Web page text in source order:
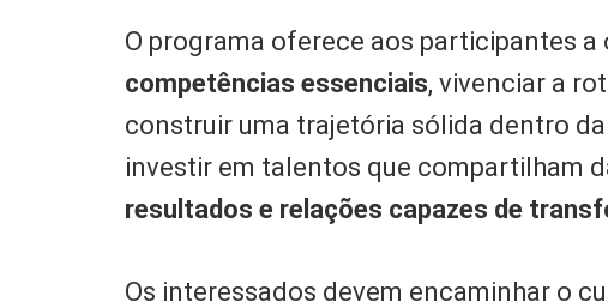
O programa oferece aos participantes
competências essenciais, vivenciar a
construir uma trajetória sólida dentro da
investir em talentos que compartilham
resultados e relações capazes de
Os interessados devem encaminhar o